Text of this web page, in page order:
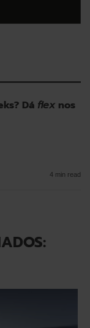
Dá flexnos
4 min read